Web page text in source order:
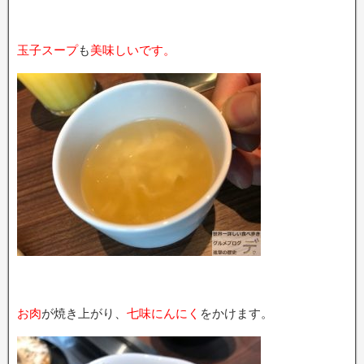
玉子スープも美味しいです。
お肉が焼き上がり、 七味にんにく をかけます。